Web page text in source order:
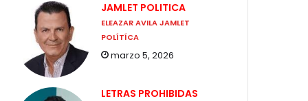
JAMLET POLITICA
ELEAZAR AVILA JAMLET
POLÍTÍCA
marzo 5, 2026
LETRAS PROHIBIDAS